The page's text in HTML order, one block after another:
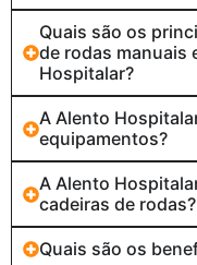
Quais são os
de rodas manuais
Hospitalar?
A Alento
equipamentos?
A Alento
cadeiras de rodas?
Quais são os